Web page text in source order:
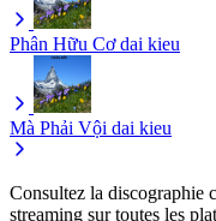
Phân Hữu Cơ dai kieu
Mà Phải Vội dai kieu
Consultez la discographie
streaming sur toutes les